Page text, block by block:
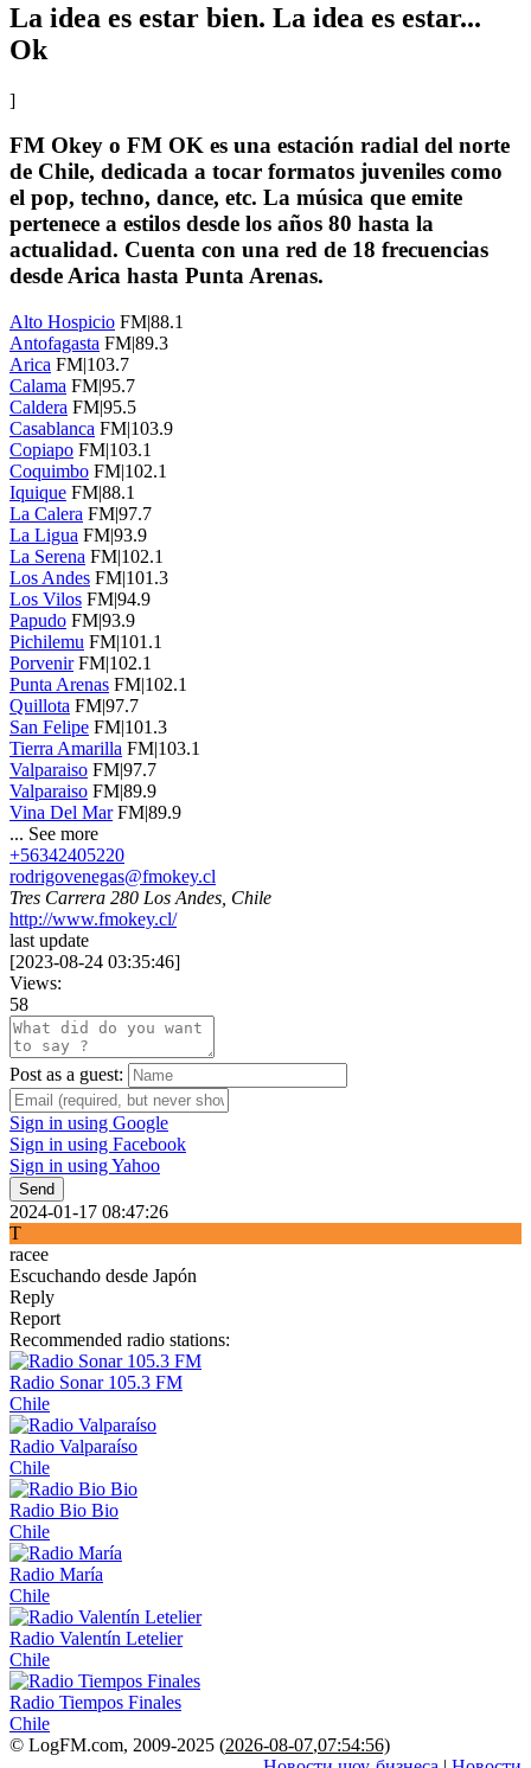
La idea es estar bien. La idea es estar...
Ok
]
FM Okey o FM OK es una estación radial del norte
de Chile, dedicada a tocar formatos juveniles como
el pop, techno, dance, etc. La música que emite
pertenece a estilos desde los años 80 hasta la
actualidad. Cuenta con una red de 18 frecuencias
desde Arica hasta Punta Arenas.
Alto Hospicio FM|88.1
Antofagasta FM|89.3
Arica FM|103.7
Calama FM|95.7
Caldera FM|95.5
Casablanca FM|103.9
Copiapo FM|103.1
Coquimbo FM|102.1
Iquique FM|88.1
La Calera FM|97.7
La Ligua FM|93.9
La Serena FM|102.1
Los Andes FM|101.3
Los Vilos FM|94.9
Papudo FM|93.9
Pichilemu FM|101.1
Porvenir FM|102.1
Punta Arenas FM|102.1
Quillota FM|97.7
San Felipe FM|101.3
Tierra Amarilla FM|103.1
Valparaiso FM|97.7
Valparaiso FM|89.9
Vina Del Mar FM|89.9
... See more
+56342405220
rodrigovenegas@fmokey.cl
Tres Carrera 280 Los Andes, Chile
http://www.fmokey.cl/
last update
[2023-08-24 03:35:46]
Views:
58
Post as a guest:
Sign in using Google
Sign in using Facebook
Sign in using Yahoo
Send
2024-01-17 08:47:26
T
racee
Escuchando desde Japón
Reply
Report
Recommended radio stations:
Radio Sonar 105.3 FM
Chile
Radio Valparaíso
Chile
Radio Bio Bio
Chile
Radio María
Chile
Radio Valentín Letelier
Chile
Radio Tiempos Finales
Chile
© LogFM.com, 2009-2025 (2026-08-07,07:54:56)